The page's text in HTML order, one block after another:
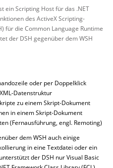
ein Scripting Host für das .NET
des ActiveX Scripting-
für die Common Language Runtime
der DSH gegenüber dem WSH
oder per Doppelklick
Datenstruktur
zu einem Skript-Dokument
in einem Skript-Dokument
(Fernausführung, engl. Remoting)
dem WSH auch einige
in eine Textdatei oder ein
der DSH nur Visual Basic